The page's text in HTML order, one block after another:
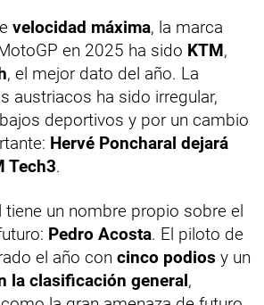
velocidad máxima, la marca
en 2025 ha sido KTM,
, el mejor dato del año. La
austriacos ha sido irregular,
deportivos y por un cambio
Hervé Poncharal dejará
Tech3.
tiene un nombre propio sobre el
Pedro Acosta. El piloto de
el año con cinco podios y un
la clasificación general,